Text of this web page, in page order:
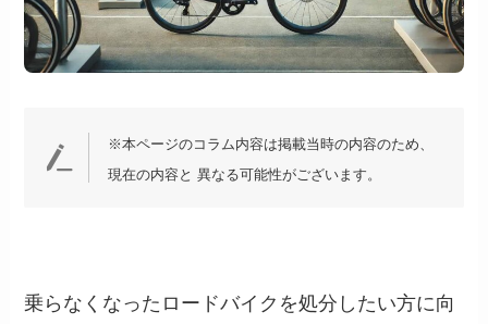
※本ページのコラム内容は掲載当時の内容のため、
現在の内容と 異なる可能性がございます。
乗らなくなったロードバイクを処分したい方に向